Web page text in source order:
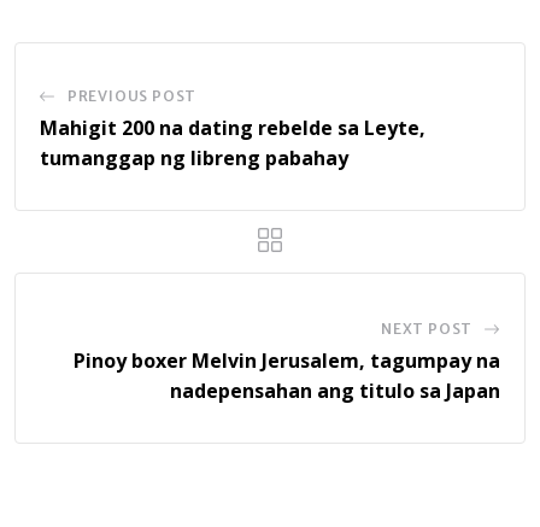
PREVIOUS POST
Mahigit 200 na dating rebelde sa Leyte,
tumanggap ng libreng pabahay
NEXT POST
Pinoy boxer Melvin Jerusalem, tagumpay na
nadepensahan ang titulo sa Japan